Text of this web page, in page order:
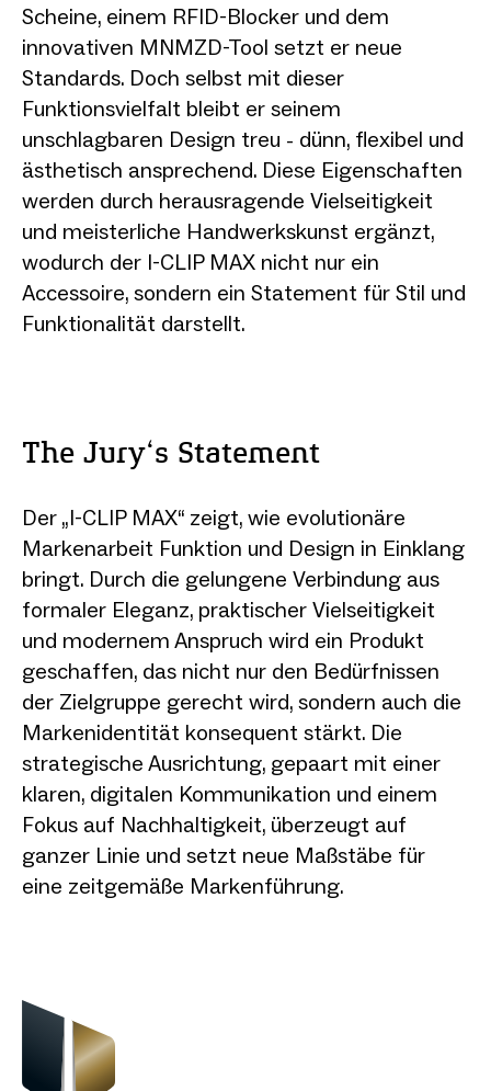
Scheine, einem RFID-Blocker und dem
innovativen MNMZD-Tool setzt er neue
Standards. Doch selbst mit dieser
Funktionsvielfalt bleibt er seinem
unschlagbaren Design treu - dünn, flexibel und
ästhetisch ansprechend. Diese Eigenschaften
werden durch herausragende Vielseitigkeit
und meisterliche Handwerkskunst ergänzt,
wodurch der I-CLIP MAX nicht nur ein
Accessoire, sondern ein Statement für Stil und
Funktionalität darstellt.
The Jury‘s Statement
Der „I-CLIP MAX“ zeigt, wie evolutionäre
Markenarbeit Funktion und Design in Einklang
bringt. Durch die gelungene Verbindung aus
formaler Eleganz, praktischer Vielseitigkeit
und modernem Anspruch wird ein Produkt
geschaffen, das nicht nur den Bedürfnissen
der Zielgruppe gerecht wird, sondern auch die
Markenidentität konsequent stärkt. Die
strategische Ausrichtung, gepaart mit einer
klaren, digitalen Kommunikation und einem
Fokus auf Nachhaltigkeit, überzeugt auf
ganzer Linie und setzt neue Maßstäbe für
eine zeitgemäße Markenführung.